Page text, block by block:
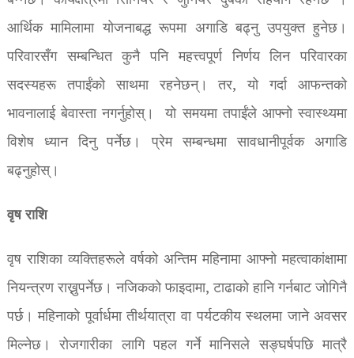
आर्थिक मामिलामा योजनाबद्ध रूपमा अगाडि बढ्नु उपयुक्त हुनेछ।
परिवारसँग सम्बन्धित कुनै पनि महत्त्वपूर्ण निर्णय लिन परिवारका
सदस्यहरू तपाईंको साथमा रहनेछन्। तर, यो गर्दा आफन्तको
भावनालाई बेवास्ता नगर्नुहोस्। यो समयमा तपाईंले आफ्नो स्वास्थ्यमा
विशेष ध्यान दिनु पर्नेछ। प्रेम सम्बन्धमा सावधानीपूर्वक अगाडि
बढ्नुहोस्।
वृष राशि
वृष राशिका व्यक्तिहरूले वर्षको अन्तिम महिनामा आफ्नो महत्वाकांक्षामा
नियन्त्रण राख्नुपर्नेछ। नजिकको फाइदामा, टाढाको हानि गर्नबाट जोगिनै
पर्छ। महिनाको पूर्वार्धमा तीर्थयात्रा वा पर्यटकीय स्थलमा जाने अवसर
मिल्नेछ। रोजगारीका लागि पहल गर्ने मानिसले सङ्घर्षपछि मात्रै